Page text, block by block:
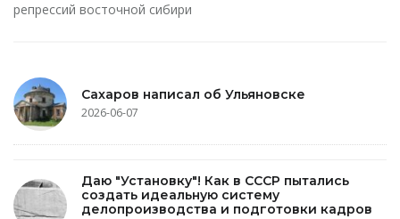
репрессий восточной сибири
Сахаров написал об Ульяновске
2026-06-07
Даю "Установку"! Как в СССР пытались
создать идеальную систему
делопроизводства и подготовки кадров